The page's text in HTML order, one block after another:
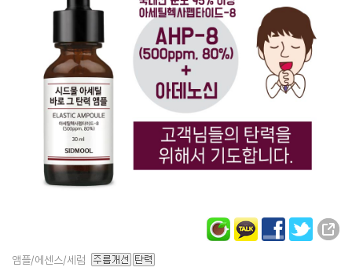
앰플/에센스/세럼